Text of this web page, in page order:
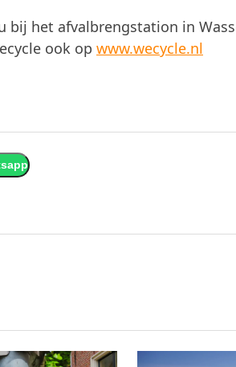
bij het afvalbrengstation in
ook op www.wecycle.nl